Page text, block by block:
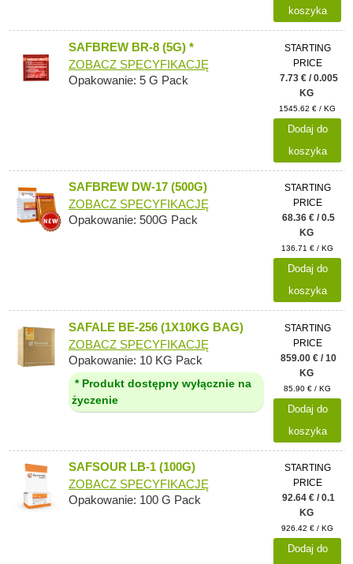
koszyka
SAFBREW BR-8 (5G) *
ZOBACZ SPECYFIKACJĘ
Opakowanie: 5 G Pack
STARTING
PRICE
7.73 € / 0.005
KG
1545.62 € / KG
Dodaj do
koszyka
SAFBREW DW-17 (500G)
ZOBACZ SPECYFIKACJĘ
Opakowanie: 500G Pack
STARTING
PRICE
68.36 € / 0.5
KG
136.71 € / KG
Dodaj do
koszyka
SAFALE BE-256 (1X10KG BAG)
ZOBACZ SPECYFIKACJĘ
Opakowanie: 10 KG Pack
* Produkt dostępny wyłącznie na
życzenie
STARTING
PRICE
859.00 € / 10
KG
85.90 € / KG
Dodaj do
koszyka
SAFSOUR LB-1 (100G)
ZOBACZ SPECYFIKACJĘ
Opakowanie: 100 G Pack
STARTING
PRICE
92.64 € / 0.1
KG
926.42 € / KG
Dodaj do